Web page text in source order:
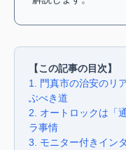
【この記事の目次】
1. 門真市の治安のリ
ぶべき道
2. オートロックは「
ラ事情
3. モニター付きイン